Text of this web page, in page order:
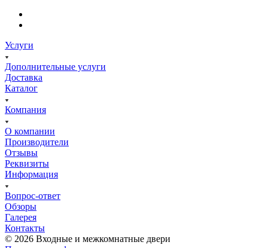
Услуги
Дополнительные услуги
Доставка
Каталог
Компания
О компании
Производители
Отзывы
Реквизиты
Информация
Вопрос-ответ
Обзоры
Галерея
Контакты
© 2026 Входные и межкомнатные двери